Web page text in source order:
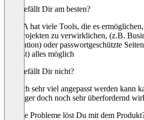
Was gefällt Dir am besten?
DUDA hat viele Tools, die es
Webprojekten zu verwirklichen, (z.B.
Integration) oder passwortgeschützte
ist (fast) alles möglich
Was gefällt Dir nicht?
da doch sehr viel angepasst werden kann
Anfänger doch noch sehr überfordernd
Welche Probleme löst Du mit dem